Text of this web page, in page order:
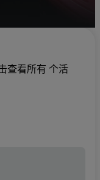
查看所有 个活